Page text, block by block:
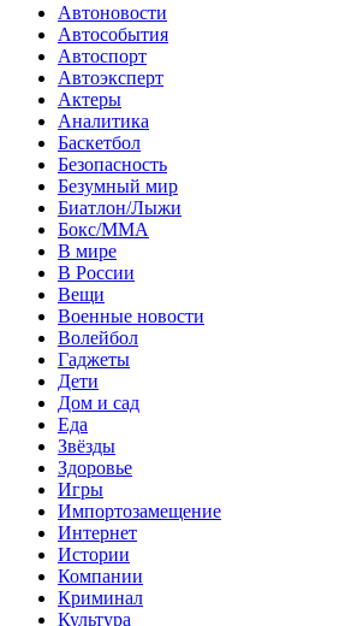
Автоновости
Автособытия
Автоспорт
Автоэксперт
Актеры
Аналитика
Баскетбол
Безопасность
Безумный мир
Биатлон/Лыжи
Бокс/MMA
В мире
В России
Вещи
Военные новости
Волейбол
Гаджеты
Дети
Дом и сад
Еда
Звёзды
Здоровье
Игры
Импортозамещение
Интернет
Истории
Компании
Криминал
Культура